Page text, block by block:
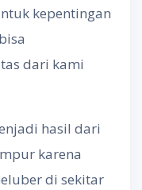
kepentingan
dari kami
hasil dari
karena
di sekitar